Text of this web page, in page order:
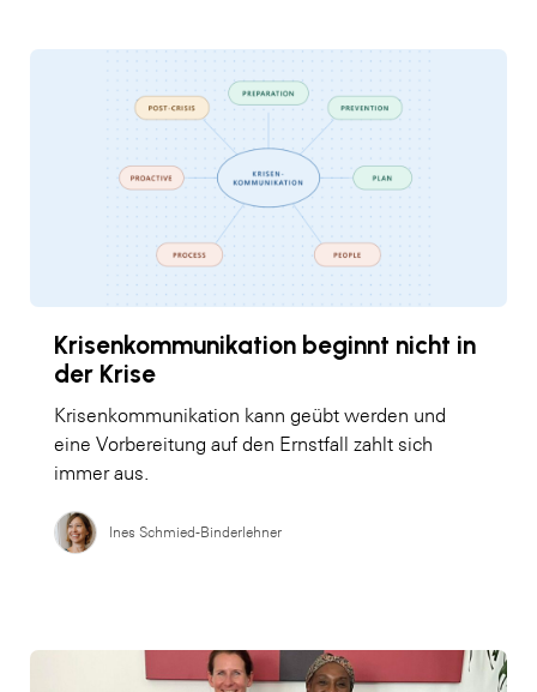
Krisenkommunikation beginnt nicht in
der Krise
Krisenkommunikation kann geübt werden und
eine Vorbereitung auf den Ernstfall zahlt sich
immer aus.
Ines Schmied-Binderlehner